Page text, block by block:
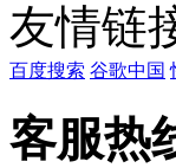
友情链
百度搜索 谷歌中国
客服热